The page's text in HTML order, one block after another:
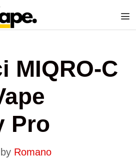
MIQRO-C
Pro
by Romano